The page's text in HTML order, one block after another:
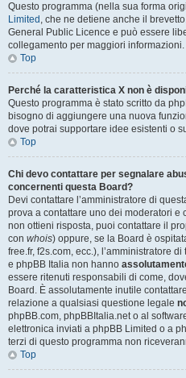
Questo programma (nella sua forma
Limited , che ne detiene anche il
General Public Licence e può essere
collegamento per maggiori informazioni.
Top
Perché la caratteristica X non è
Questo programma è stato scritto da
bisogno di aggiungere una nuova
dove potrai supportare idee esistenti o
Top
Chi devo contattare per segnalare
concernenti questa Board?
Devi contattare l’amministratore di
prova a contattare uno dei moderatori
non ottieni risposta, puoi contattare il
con whois) oppure, se la Board è
free.fr, f2s.com, ecc.), l’amministratore
e phpBB Italia non hanno
essere ritenuti responsabili di come,
Board. È assolutamente inutile
relazione a qualsiasi questione legale
phpBB.com, phpBBItalia.net o al
elettronica inviati a phpBB Limited o a
terzi di questo programma non
Top